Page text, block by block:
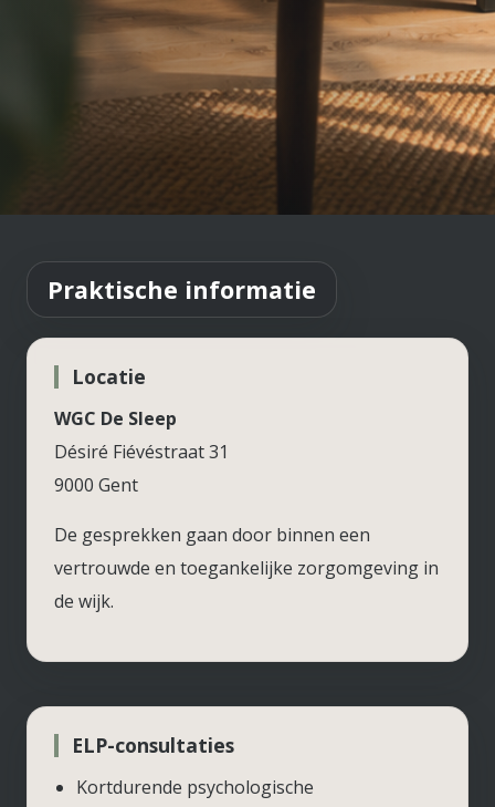
Praktische informatie
Locatie
WGC De Sleep
Désiré Fiévéstraat 31
9000 Gent
De gesprekken gaan door binnen een
vertrouwde en toegankelijke zorgomgeving in
de wijk.
ELP-consultaties
Kortdurende psychologische